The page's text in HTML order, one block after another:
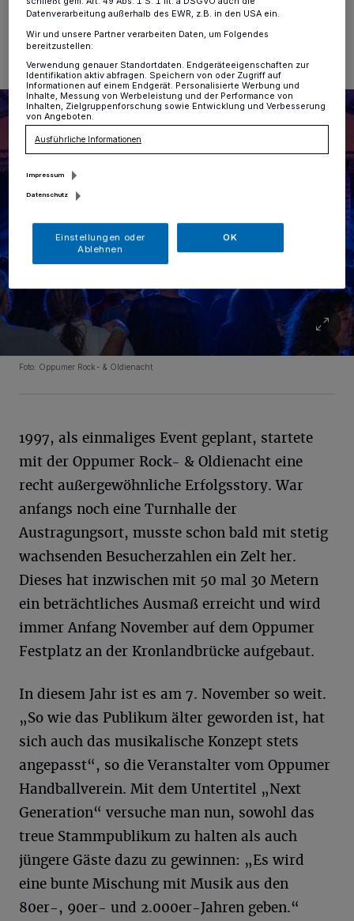
Eine Minute Lesezeit
Foto: Oppumer Rock- & Oldienacht
1997, als einmaliges Event geplant, startete
mit der Oppumer Rock- & Oldienacht eine
recht außergewöhnliche Erfolgsstory. War
anfangs noch eine Turnhalle der
Austragungsort, musste schon bald mit stetig
wachsenden Besucherzahlen ein Zelt her.
Dieses hat inzwischen mit 50 mal 30 Metern
ein beträchtliches Ausmaß erreicht und wird
immer Anfang November auf dem Oppumer
Festplatz an der Kronlandbrücke aufgebaut.
In diesem Jahr ist es am 7. November so weit.
„So wie das Publikum älter geworden ist, hat
sich auch das musikalische Konzept stets
angepasst“, so die Veranstalter vom Oppumer
Handballverein. Mit dem Untertitel „Next
Generation“ versuche man nun, sowohl das
treue Stammpublikum zu halten als auch
jüngere Gäste dazu zu gewinnen: „Es wird
eine bunte Mischung mit Musik aus den
80er-, 90er- und 2.000er-Jahren geben.“
Datenverarbeitung außerhalb des EWR, z.B. in den USA ein.
Wir und unsere Partner verarbeiten Daten, um Folgendes
bereitzustellen:
Verwendung genauer Standortdaten. Endgeräteeigenschaften zur
Identifikation aktiv abfragen. Speichern von oder Zugriff auf
Informationen auf einem Endgerät. Personalisierte Werbung und
Inhalte, Messung von Werbeleistung und der Performance von
Inhalten, Zielgruppenforschung sowie Entwicklung und Verbesserung
von Angeboten.
Ausführliche Informationen
Impressum
Datenschutz
Einstellungen oder
Ablehnen
OK